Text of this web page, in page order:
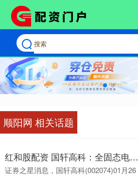
顺阳网 相关话题
红和股配资 国轩高科：全固态电池量产线设计工作正按计划推进
证券之星消息，国轩高科(002074)01月26